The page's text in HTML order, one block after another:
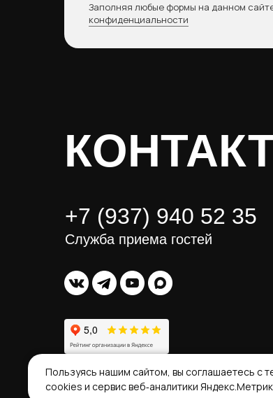
Пользуясь нашим сайтом, вы соглашаетесь с
cookies и сервис веб‑аналитики
Заполняя любые формы на данном
конфиденциальности
+7 (937) 940 52 35
Служба приема гостей